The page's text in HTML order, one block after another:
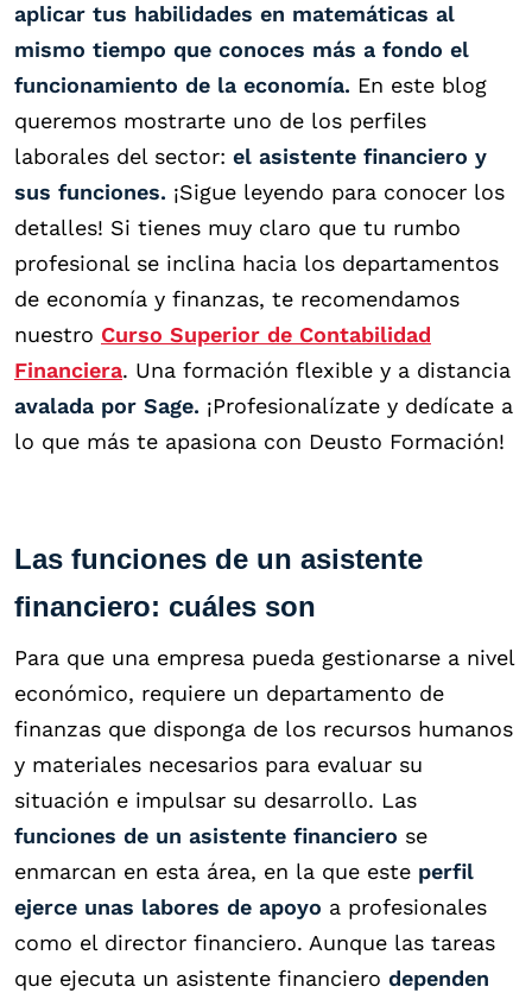
aplicar tus habilidades en matemáticas al
mismo tiempo que conoces más a fondo el
funcionamiento de la economía. En este blog
queremos mostrarte uno de los perfiles
laborales del sector: el asistente financiero y
sus funciones. ¡Sigue leyendo para conocer los
detalles! Si tienes muy claro que tu rumbo
profesional se inclina hacia los departamentos
de economía y finanzas, te recomendamos
nuestro Curso Superior de Contabilidad
Financiera. Una formación flexible y a distancia
avalada por Sage. ¡Profesionalízate y dedícate a
lo que más te apasiona con Deusto Formación!
Las funciones de un asistente
financiero: cuáles son
Para que una empresa pueda gestionarse a nivel
económico, requiere un departamento de
finanzas que disponga de los recursos humanos
y materiales necesarios para evaluar su
situación e impulsar su desarrollo. Las
funciones de un asistente financiero se
enmarcan en esta área, en la que este perfil
ejerce unas labores de apoyo a profesionales
como el director financiero. Aunque las tareas
que ejecuta un asistente financiero dependen